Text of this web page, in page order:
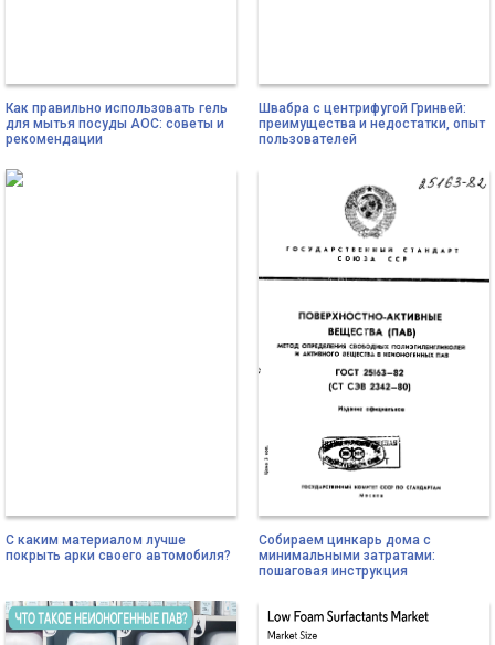
Как правильно использовать гель
для мытья посуды АОС: советы и
рекомендации
Швабра с центрифугой Гринвей:
преимущества и недостатки, опыт
пользователей
С каким материалом лучше
покрыть арки своего автомобиля?
Собираем цинкарь дома с
минимальными затратами:
пошаговая инструкция